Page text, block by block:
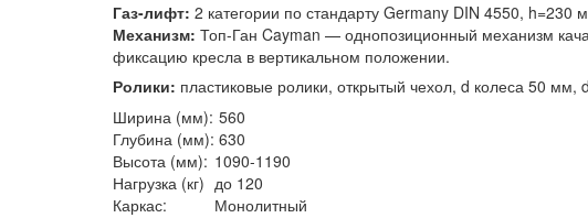
Газ-лифт: 2 категории по стандарту Germany DIN 4550,
Механизм: Топ-Ган Cayman — однопозиционный механизм
фиксацию кресла в вертикальном положении.
Ролики: пластиковые ролики, открытый чехол, d колеса 50
Ширина (мм): 560
Глубина (мм): 630
Высота (мм): 1090-1190
Нагрузка (кг) до 120
Каркас:
Монолитный